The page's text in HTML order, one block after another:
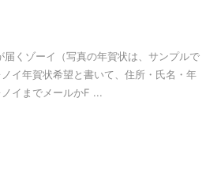
くゾーイ（写真の年賀状は、サンプルで
イ年賀状希望と書いて、住所・氏名・年
イまでメールかF ...